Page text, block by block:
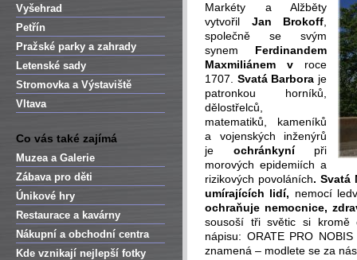
Vyšehrad
Petřín
Pražské parky a zahrady
Letenské sady
Stromovka a Výstaviště
Vltava
Co vás také zajímá
Muzea a Galerie
Zábava pro děti
Únikové hry
Restaurace a kavárny
Nákupní a obchodní centra
Kde vznikají nejlepší fotky
Markéty a Alžběty
vytvořil Jan Brokoff
společně se svým
synem Ferdinandem
Maxmiliánem v roce
1707. Svatá Barbora je
patronkou horníků,
dělostřelců,
matematiků, kameníků
a vojenských inženýrů
je ochránkynípři
morových epidemiích a
rizikových povoláních. Svatá
umírajících lidí, nemocí
ochraňuje nemocnice,
sousoší tři světic si kromě
nápisu: ORATE PRO
znamená – modlete se za